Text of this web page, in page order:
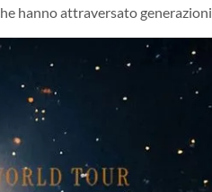
hanno attraversato generazioni